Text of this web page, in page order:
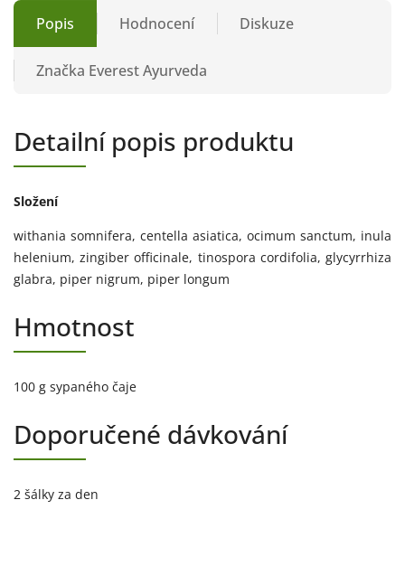
Popis Hodnocení Diskuze
Značka Everest Ayurveda
Detailní popis produktu
Složení
withania somnifera, centella asiatica, ocimum sanctum, inula
helenium, zingiber officinale, tinospora cordifolia, glycyrrhiza
glabra, piper nigrum, piper longum
Hmotnost
100 g sypaného čaje
Doporučené dávkování
2 šálky za den